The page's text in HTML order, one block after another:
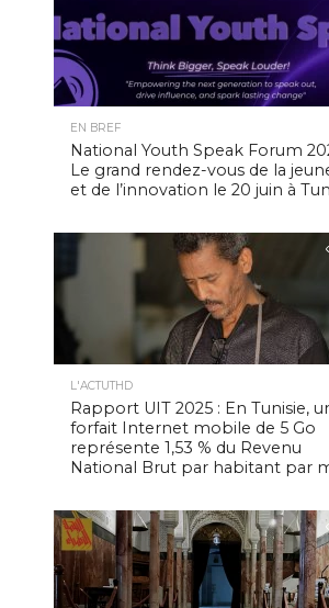
EN BREF
National Youth Speak Forum
Le grand rendez-vous de la
et de l’innovation le 20 juin à
L'ACTUTHD
Rapport UIT 2025 : En Tunisie,
forfait Internet mobile de 5 Go
représente 1,53 % du Revenu
National Brut par habitant par